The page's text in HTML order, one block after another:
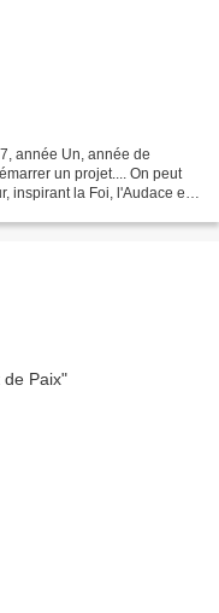
année Un, année de
un projet.... On peut
inspirant la Foi, l'Audace et